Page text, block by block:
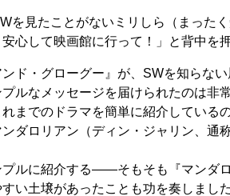
を見たことがないミリしら（まった
心して映画館に行って！」と背中を
ンド・グローグー』が、SWを知らな
ルなメッセージを届けられたのは非
までのドラマを簡単に紹介してい
ダロリアン（ディン・ジャリン、通
プルに紹介する――そもそも『マンダ
い土壌があったことも功を奏しました